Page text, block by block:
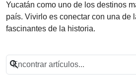
Yucatán como uno de los destinos
país. Vivirlo es conectar con una de
fascinantes de la historia.
search